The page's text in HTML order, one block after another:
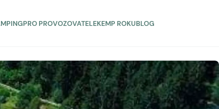
PRO PROVOZOVATELEKEMP ROKUBLOG